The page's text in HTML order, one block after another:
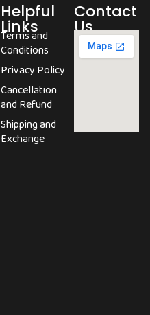
Helpful
Links
Terms and
Conditions
Privacy Policy
Cancellation
and Refund
Shipping and
Exchange
Contact
Us